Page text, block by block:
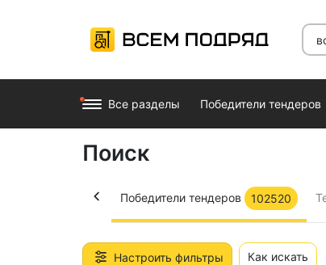
Все разделы Победители тендеров
Поиск
Назад
Победители тендеров 102520
Настроить фильтры Как искать